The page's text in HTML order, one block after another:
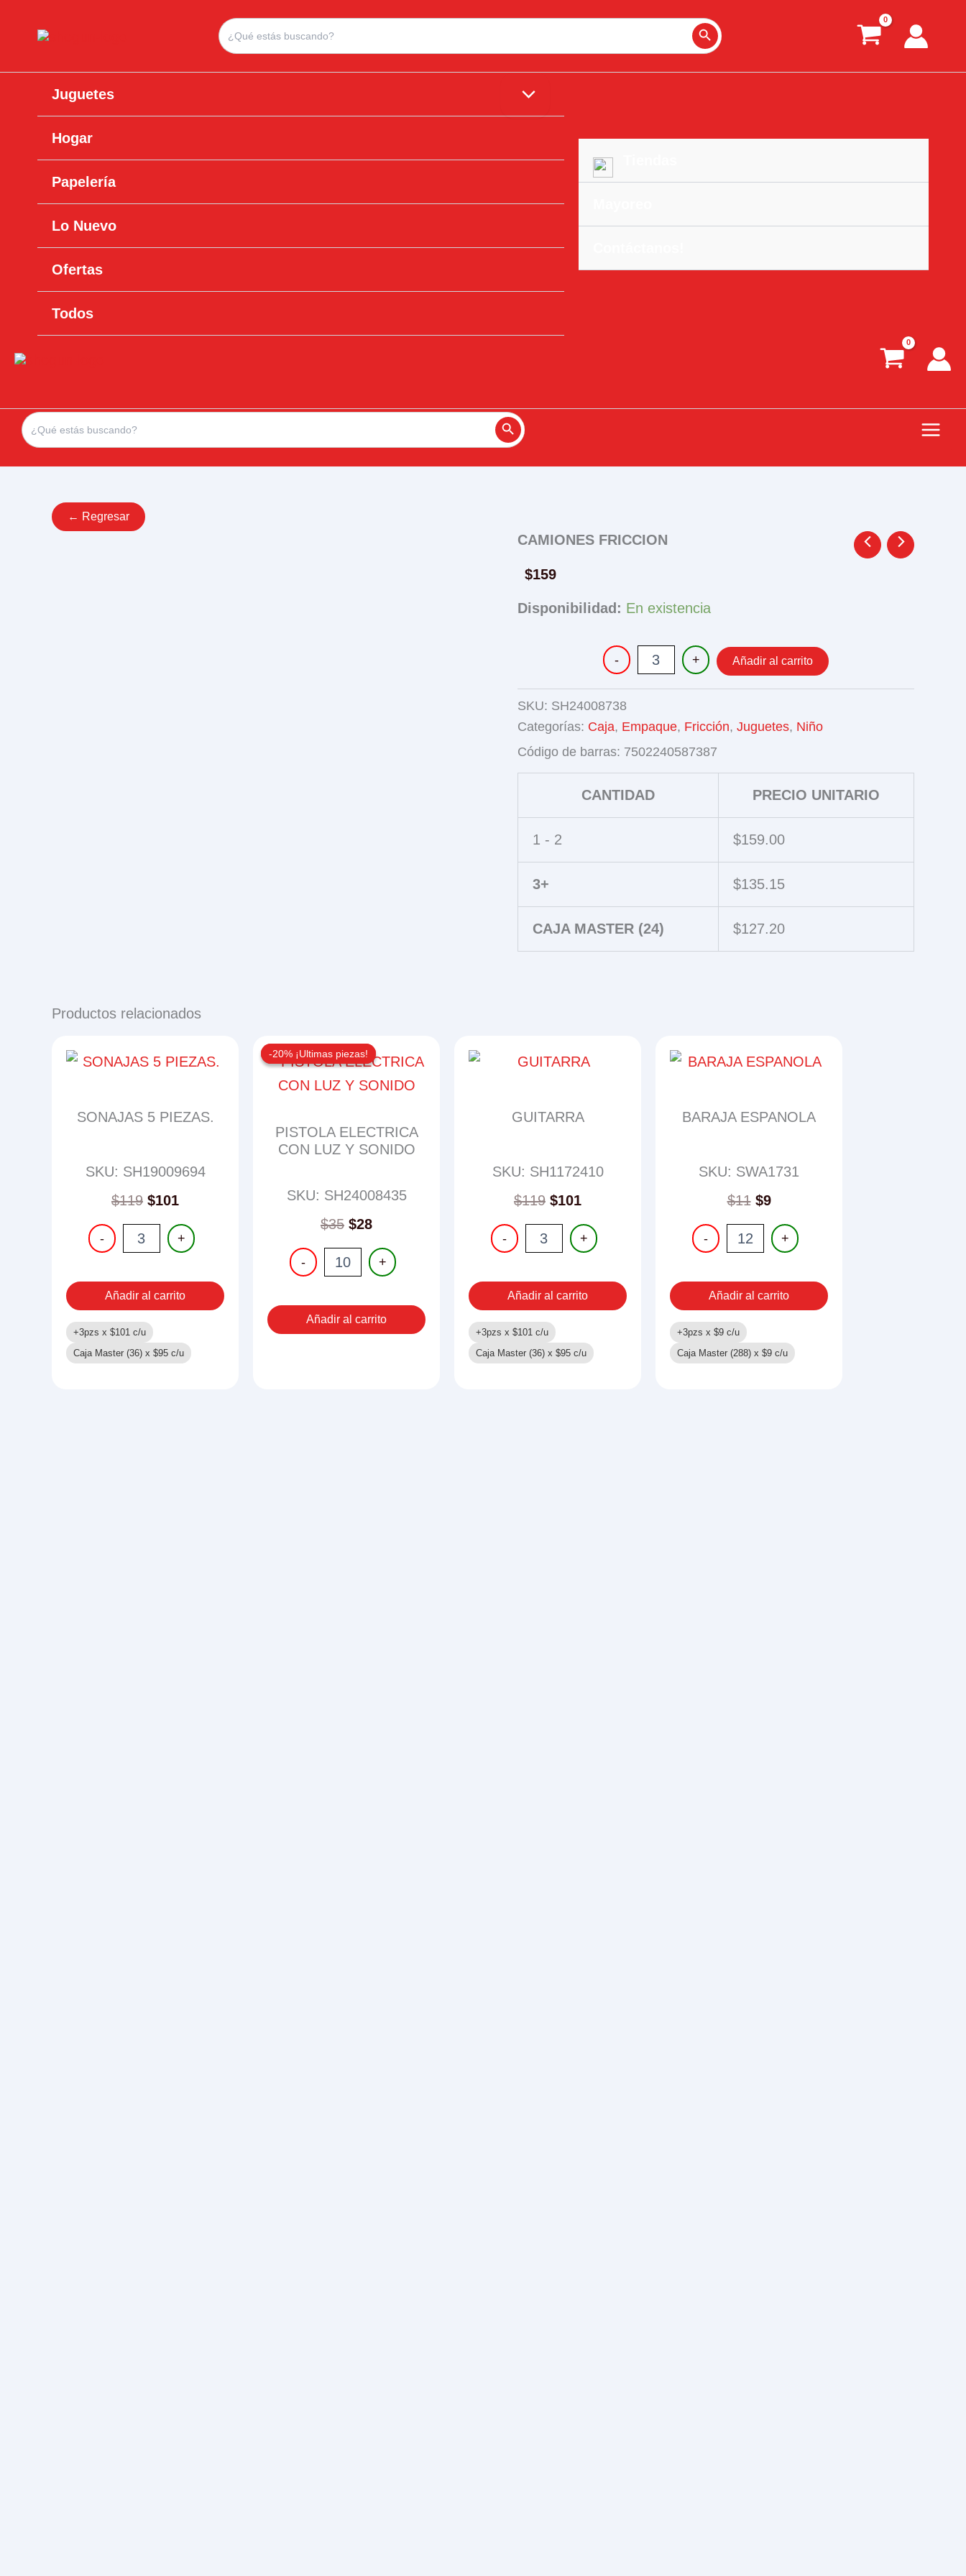
Search
for:
Juguetes
Hogar
Papelería
Lo Nuevo
Ofertas
Todos
Search
for:
← Regresar
CAMIONES FRICCION
$159
Disponibilidad: En existencia
-
CAMIONES
FRICCION
+ Añadir al carrito
SKU: SH24008738
Categorías: Caja, Empaque, Fricción, Juguetes, Niño
Código de barras: 7502240587387
CANTIDAD PRECIO UNITARIO
1 - 2 $159.00
3+ $135.15
CAJA MASTER (24) $127.20
Productos relacionados
SONAJAS 5 PIEZAS.
SKU: SH19009694
$119 $101
-
SONAJAS
5
+
Añadir al carrito
+3pzs x $101 c/u
Caja Master (36) x $95 c/u
-20% ¡Ultimas piezas!
PISTOLA ELECTRICA
CON LUZ Y SONIDO
SKU: SH24008435
$35 Original
was:
$35.
$28Current
is:
$28.
-
PISTOLA
ELECTRICA
SONIDO
+
Añadir al carrito
-20% ¡Ultimas piezas!
GUITARRA
SKU: SH1172410
$119 $101
-
GUITARRA
cantidad
+
Añadir al carrito
+3pzs x $101 c/u
Caja Master (36) x $95 c/u
BARAJA ESPANOLA
SKU: SWA1731
$11 $9
-
BARAJA
ESPANOLA
+
Añadir al carrito
+3pzs x $9 c/u
Caja Master (288) x $9 c/u